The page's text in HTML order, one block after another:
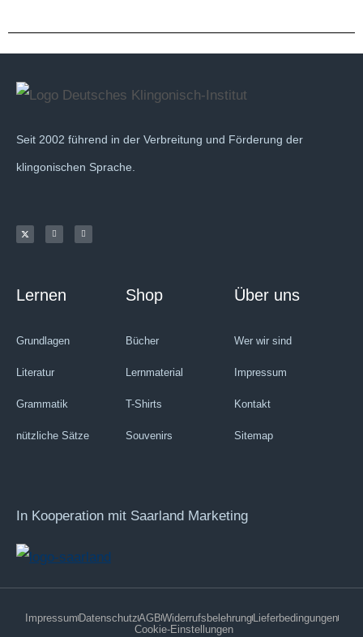
Seit 2002 führend in der Verbreitung und Förderung der
klingonischen Sprache.
Lernen
Grundlagen
Literatur
Grammatik
nützliche Sätze
Shop
Bücher
Lernmaterial
T-Shirts
Souvenirs
Über uns
Wer wir sind
Impressum
Kontakt
Sitemap
In Kooperation mit Saarland Marketing
ImpressumDatenschutzAGBWiderrufsbelehrungLieferbedingungen
Cookie-Einstellungen